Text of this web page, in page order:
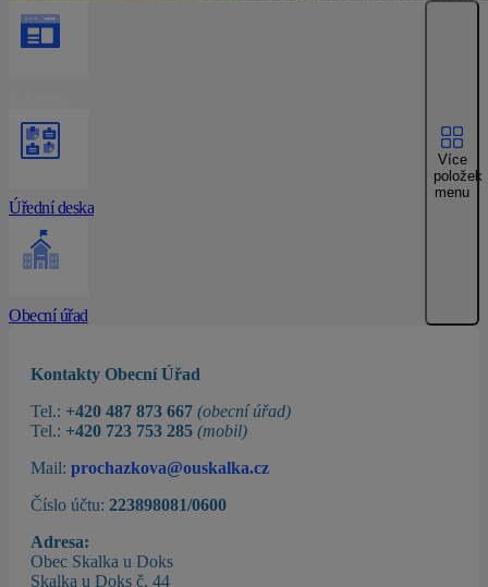
Úřední deska
Obecní úřad
Více
položek
menu
Kontakty Obecní Úřad
Tel.: +420 487 873 667 (obecní úřad)
Tel.: +420 723 753 285 (mobil)
Mail: prochazkova@ouskalka.cz
Číslo účtu: 223898081/0600
Adresa:
Obec Skalka u Doks
Skalka u Doks č. 44